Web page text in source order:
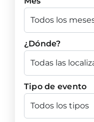
¿Dónde?
Tipo de evento